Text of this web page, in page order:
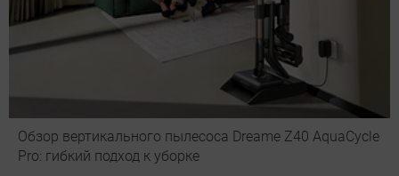
Обзор вертикального пылесоса Dreame Z40 AquaCycle
Pro: гибкий подход к уборке